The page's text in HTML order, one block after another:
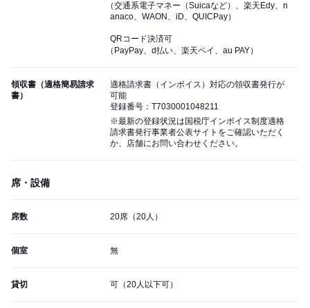
（交通系電子マネー（Suicaなど）、楽天Edy、n
anaco、WAON、iD、QUICPay）
QRコード決済可
（PayPay、d払い、楽天ペイ、au PAY）
領収書（適格簡易請求
書）
適格請求書（インボイス）対応の領収書発行が
可能
登録番号：T7030001048211
※最新の登録状況は国税庁インボイス制度適格
請求書発行事業者公表サイトをご確認いただく
か、店舗にお問い合わせください。
席・設備
席数 20席（20人）
個室 無
貸切 可（20人以下可）